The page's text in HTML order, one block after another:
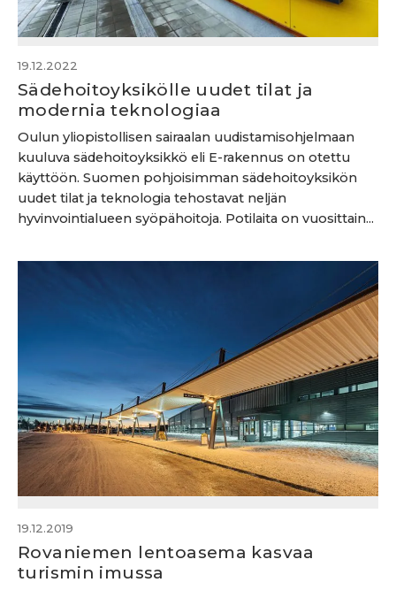
19.12.2022
Sädehoitoyksikölle uudet tilat ja
modernia teknologiaa
Oulun yliopistollisen sairaalan uudistamisohjelmaan
kuuluva sädehoitoyksikkö eli E-rakennus on otettu
käyttöön. Suomen pohjoisimman sädehoitoyksikön
uudet tilat ja teknologia tehostavat neljän
hyvinvointialueen syöpähoitoja. Potilaita on vuosittain...
19.12.2019
Rovaniemen lentoasema kasvaa
turismin imussa